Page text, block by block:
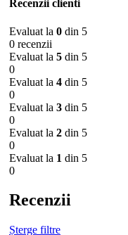
Recenzii clienti
Evaluat la 0 din 5
0 recenzii
Evaluat la 5 din 5
0
Evaluat la 4 din 5
0
Evaluat la 3 din 5
0
Evaluat la 2 din 5
0
Evaluat la 1 din 5
0
Recenzii
Șterge filtre